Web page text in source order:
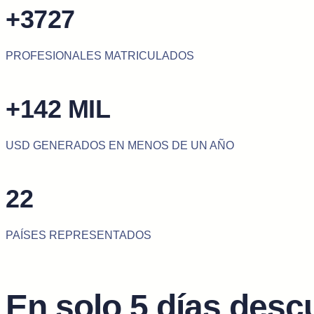
+3727
PROFESIONALES MATRICULADOS
+142 MIL
USD GENERADOS EN MENOS DE UN AÑO
22
PAÍSES REPRESENTADOS